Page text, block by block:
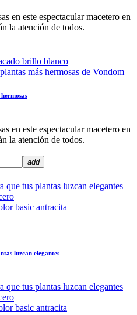
en este espectacular macetero en
la atención de todos.
en este espectacular macetero en
la atención de todos.
add
luzcan elegantes